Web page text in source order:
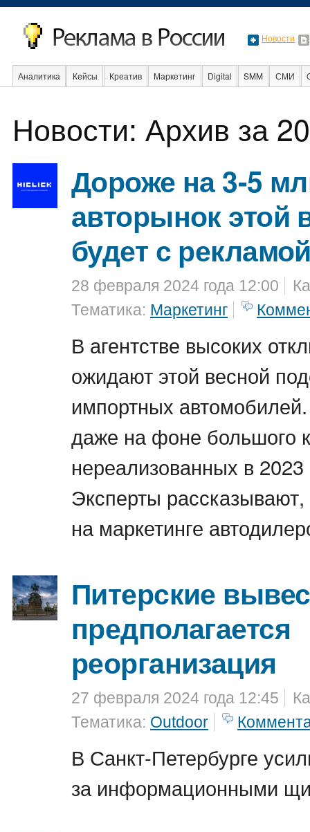
Новости
Аналитика Кейсы Креатив Маркетинг Digital SMM СМИ
Новости: Архив за
Дороже на 3-5
авторынок этой
будет с
28 февраля 2024 года 12:00
Тематика: Маркетинг
В агентстве высоких
ожидают этой весной
импортных
даже на фоне большого
нереализованных в
Эксперты рассказывают,
на маркетинге
Питерские
предполагается
реорганизация
27 февраля 2024 года 12:45
Тематика: Outdoor
В Санкт-Петербурге
за информационными